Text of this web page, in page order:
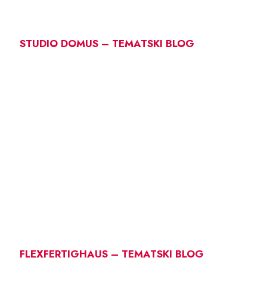
STUDIO DOMUS – TEMATSKI BLOG
FLEXFERTIGHAUS – TEMATSKI BLOG